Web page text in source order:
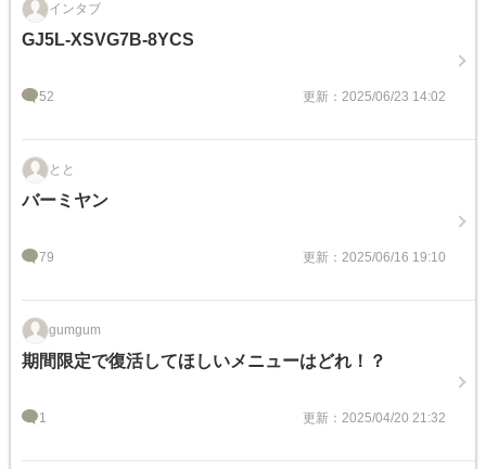
インタブ
GJ5L-XSVG7B-8YCS
52 更新：2025/06/23 14:02
とと
バーミヤン
79 更新：2025/06/16 19:10
gumgum
期間限定で復活してほしいメニューはどれ！？
1 更新：2025/04/20 21:32